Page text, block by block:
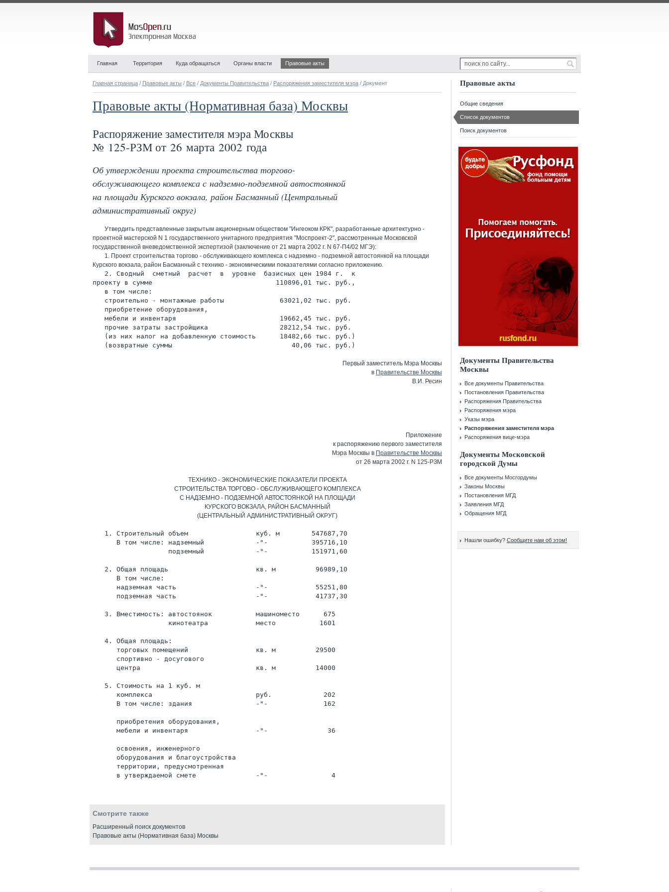
Главная Территория Куда обращаться Органы власти Правовые акты
Главная страница / Правовые акты / Все / Документы Правительства / Распоряжения заместителя мэра / Документ
Правовые акты (Нормативная база) Москвы
Распоряжение заместителя мэра Москвы
№ 125-РЗМ от 26 марта 2002 года
Об утверждении проекта строительства торгово-
обслуживающего комплекса с надземно-подземной автостоянкой
на площади Курского вокзала, район Басманный (Центральный
административный округ)
Утвердить представленные закрытым акционерным обществом "Ингеоком КРК", разработанные архитектурно -
проектной мастерской N 1 государственного унитарного предприятия "Моспроект-2", рассмотренные Московской
государственной вневедомственной экспертизой (заключение от 21 марта 2002 г. N 67-П4/02 МГЭ):
1. Проект строительства торгово - обслуживающего комплекса с надземно - подземной автостоянкой на площади
Курского вокзала, район Басманный с технико - экономическими показателями согласно приложению.
   2. Сводный  сметный  расчет  в  уровне  базисных цен 1984 г.  к
проекту в сумме                               110896,01 тыс. руб.,
   в том числе:
   строительно - монтажные работы              63021,02 тыс. руб.
   приобретение оборудования,
   мебели и инвентаря                          19662,45 тыс. руб.
   прочие затраты застройщика                  28212,54 тыс. руб.
   (из них налог на добавленную стоимость      18482,66 тыс. руб.)
   (возвратные суммы                              40,06 тыс. руб.)
Первый заместитель Мэра Москвы
в Правительстве Москвы
В.И. Ресин
Приложение
к распоряжению первого заместителя
Мэра Москвы в Правительстве Москвы
от 26 марта 2002 г. N 125-РЗМ
ТЕХНИКО - ЭКОНОМИЧЕСКИЕ ПОКАЗАТЕЛИ ПРОЕКТА
СТРОИТЕЛЬСТВА ТОРГОВО - ОБСЛУЖИВАЮЩЕГО КОМПЛЕКСА
С НАДЗЕМНО - ПОДЗЕМНОЙ АВТОСТОЯНКОЙ НА ПЛОЩАДИ
КУРСКОГО ВОКЗАЛА, РАЙОН БАСМАННЫЙ
(ЦЕНТРАЛЬНЫЙ АДМИНИСТРАТИВНЫЙ ОКРУГ)
   1. Строительный объем                 куб. м        547687,70
      В том числе: надземный             -"-           395716,10
                   подземный             -"-           151971,60
   2. Общая площадь                      кв. м          96989,10
      В том числе:
      надземная часть                    -"-            55251,80
      подземная часть                    -"-            41737,30
   3. Вместимость: автостоянок           машиноместо      675
                   кинотеатра            место           1601
   4. Общая площадь:
      торговых помещений                 кв. м          29500
      спортивно - досугового
      центра                             кв. м          14000
   5. Стоимость на 1 куб. м
      комплекса                          руб.             202
      В том числе: здания                -"-              162
      приобретения оборудования,
      мебели и инвентаря                 -"-               36
      освоения, инженерного
      оборудования и благоустройства
      территории, предусмотренная
      в утверждаемой смете               -"-                4
Смотрите также
Расширенный поиск документов
Правовые акты (Нормативная база) Москвы
Правовые акты
Общие сведения
Список документов
Поиск документов
Документы Правительства
Москвы
Все документы Правительства
Постановления Правительства
Распоряжения Правительства
Распоряжения мэра
Указы мэра
Распоряжения заместителя мэра
Распоряжения вице-мэра
Документы Московской
городской Думы
Все документы Мосгордумы
Законы Москвы
Постановления МГД
Заявления МГД
Обращения МГД
Нашли ошибку? Сообщите нам об этом!